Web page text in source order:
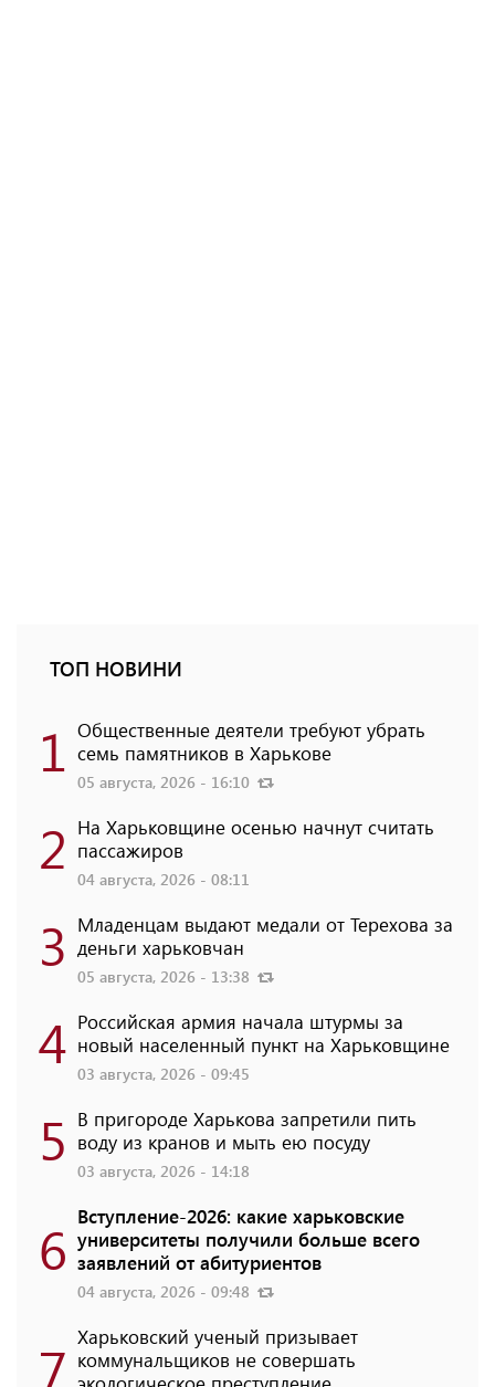
ТОП НОВИНИ
1 Общественные деятели требуют убрать
семь памятников в Харькове
05 августа, 2026 - 16:10
2 На Харьковщине осенью начнут считать
пассажиров
04 августа, 2026 - 08:11
3 Младенцам выдают медали от Терехова за
деньги харьковчан
05 августа, 2026 - 13:38
4 Российская армия начала штурмы за
новый населенный пункт на Харьковщине
03 августа, 2026 - 09:45
5 В пригороде Харькова запретили пить
воду из кранов и мыть ею посуду
03 августа, 2026 - 14:18
6 Вступление-2026: какие харьковские
университеты получили больше всего
заявлений от абитуриентов
04 августа, 2026 - 09:48
7 Харьковский ученый призывает
коммунальщиков не совершать